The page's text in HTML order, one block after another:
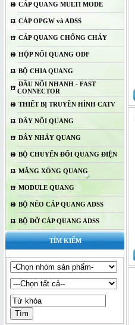
CÁP QUANG MULTI MODE
CÁP OPGW và ADSS
CÁP QUANG CHỐNG CHÁY
HỘP NỐI QUANG ODF
BỘ CHIA QUANG
ĐẦU NỐI NHANH - FAST
CONNECTOR
THIẾT BỊ TRUYỀN HÌNH CATV
DÂY NỐI QUANG
DÂY NHẢY QUANG
BỘ CHUYỂN ĐỔI QUANG ĐIỆN
MĂNG XÔNG QUANG
MODULE QUANG
BỘ NÉO CÁP QUANG ADSS
BỘ ĐỠ CÁP QUANG ADSS
TÌM KIẾM